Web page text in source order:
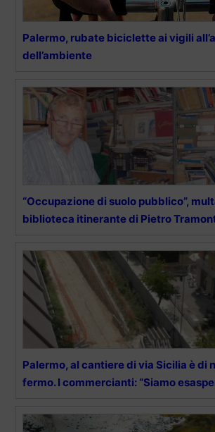
Palermo, rubate biciclette ai vigili
dell’ambiente
“Occupazione di suolo pubblico”,
biblioteca itinerante di Pietro
Palermo, al cantiere di via Sicilia è di
fermo. I commercianti: “Siamo